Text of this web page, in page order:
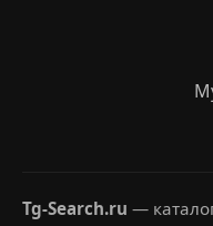
Tg-Search.ru —